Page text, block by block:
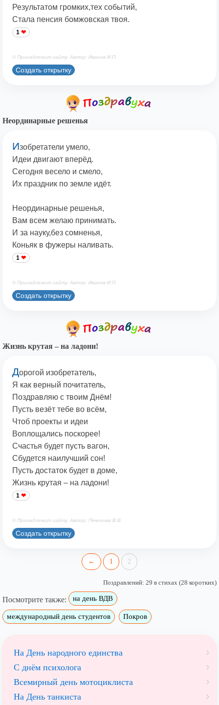
Результатом громких,тех событий,
Стала пенсия бомжовская твоя.
1
© Принадлежит сайту. Автор: Иванов И.П.
Создать открытку
Неординарные решенья
Изобретатели умело,
Идеи двигают вперёд.
Сегодня весело и смело,
Их праздник по земле идёт.
Неординарные решенья,
Вам всем желаю принимать.
И за науку,без сомненья,
Коньяк в фужеры наливать.
1
© Принадлежит сайту. Автор: Иванов И.П.
Создать открытку
Жизнь крутая – на ладони!
Дорогой изобретатель,
Я как верный почитатель,
Поздравляю с твоим Днём!
Пусть везёт тебе во всём,
Чтоб проекты и идеи
Воплощались поскорее!
Счастья будет пусть вагон,
Сбудется наилучший сон!
Пусть достаток будет в доме,
Жизнь крутая – на ладони!
1
© Принадлежит сайту. Автор: Печенова В.В.
Создать открытку
← 1 2
Поздравлений: 29 в стихах (28 коротких)
Посмотрите также: на день ВДВ
международный день студентов Покров
На День народного единства
С днём психолога
Всемирный день мотоциклиста
На День танкиста